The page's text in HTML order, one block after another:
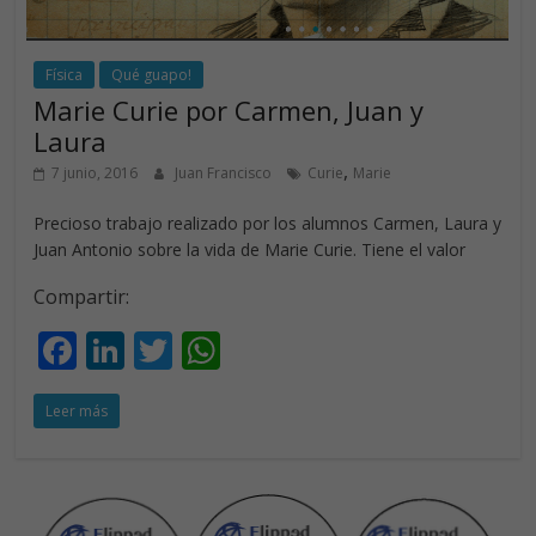
Física Qué guapo!
Marie Curie por Carmen, Juan y
Laura
7 junio, 2016 Juan Francisco Curie, Marie
Precioso trabajo realizado por los alumnos Carmen, Laura y
Juan Antonio sobre la vida de Marie Curie. Tiene el valor
Compartir:
F
ac
e
o
Li
dI
T
A
Leer más